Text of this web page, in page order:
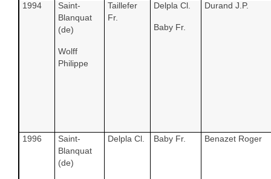
1994
Saint-
Blanquat
(de)
Wolff
Philippe
Taillefer
Fr.
Delpla Cl.
Baby Fr.
Durand J.P.
1996
Saint-
Blanquat
(de)
Delpla Cl. Baby Fr. Benazet Roger